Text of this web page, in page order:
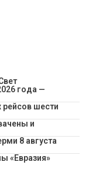
года —
рейсов шести
и
8 августа
«Евразия»